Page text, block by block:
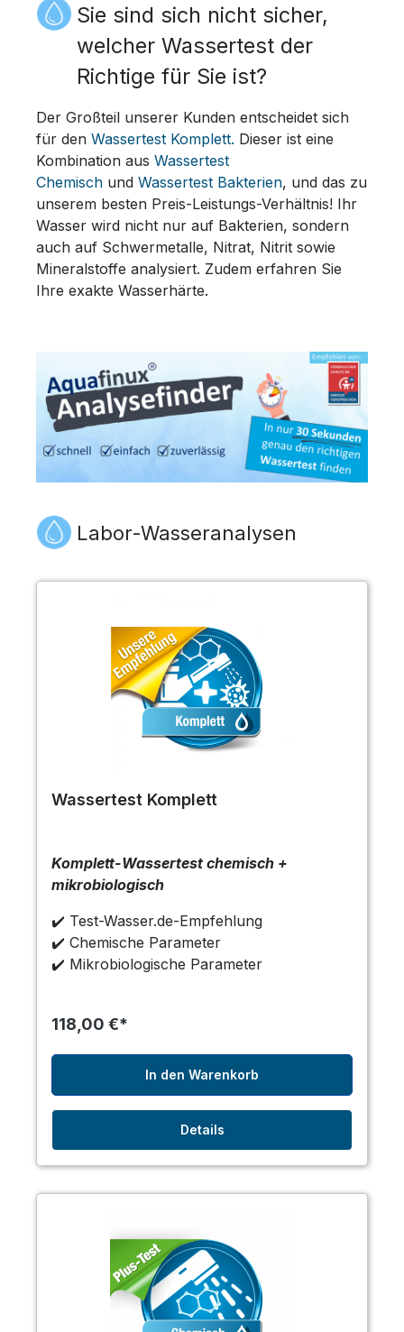
Sie sind sich nicht sicher,
welcher Wassertest der
Richtige für Sie ist?
Der Großteil unserer Kunden entscheidet sich
für den Wassertest Komplett. Dieser ist eine
Kombination aus Wassertest
Chemisch und Wassertest Bakterien, und das zu
unserem besten Preis-Leistungs-Verhältnis! Ihr
Wasser wird nicht nur auf Bakterien, sondern
auch auf Schwermetalle, Nitrat, Nitrit sowie
Mineralstoffe analysiert. Zudem erfahren Sie
Ihre exakte Wasserhärte.
Labor-Wasseranalysen
Wassertest Komplett
Komplett-Wassertest chemisch +
mikrobiologisch
✔️ Test-Wasser.de-Empfehlung
✔️ Chemische Parameter
✔️ Mikrobiologische Parameter
118,00 €*
In den Warenkorb
Details